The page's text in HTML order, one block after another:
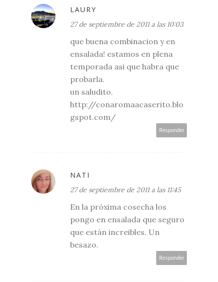
LAURY
27 de septiembre de 2011 a las 10:03
que buena combinacion y en
ensalada! estamos en plena
temporada asi que habra que
probarla.
un saludito.
http://conaromaacaserito.blo
gspot.com/
Responder
NATI
27 de septiembre de 2011 a las 11:45
En la próxima cosecha los
pongo en ensalada que seguro
que están increibles. Un
besazo.
Responder